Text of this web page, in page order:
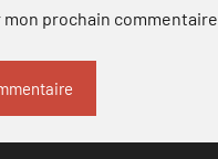
prochain commentaire.